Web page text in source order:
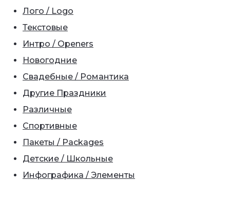
Лого / Logo
Текстовые
Интро / Openers
Новогодние
Свадебные / Романтика
Другие Праздники
Различные
Спортивные
Пакеты / Packages
Детские / Школьные
Инфографика / Элементы